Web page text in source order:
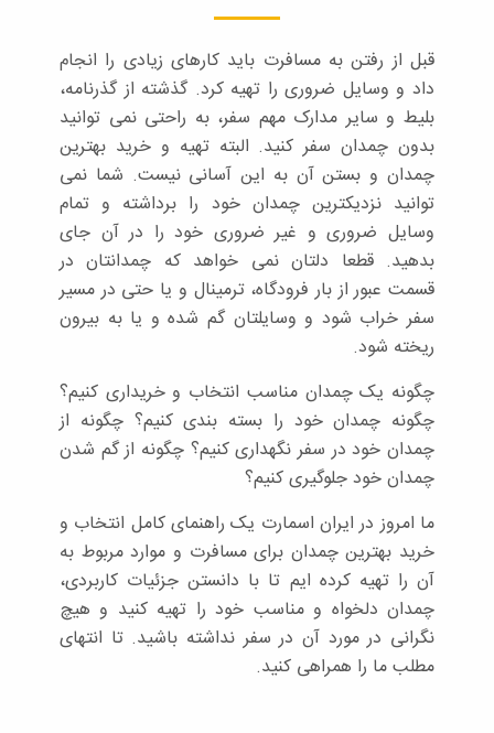
قبل از رفتن به مسافرت باید کارهای زیادی را انجام
داد و وسایل ضروری را تهیه کرد. گذشته از گذرنامه،
بلیط و سایر مدارک مهم سفر، به راحتی نمی توانید
بدون چمدان سفر کنید. البته تهیه و خرید بهترین
چمدان و بستن آن به این آسانی نیست. شما نمی
توانید نزدیکترین چمدان خود را برداشته و تمام
وسایل ضروری و غیر ضروری خود را در آن جای
بدهید. قطعا دلتان نمی خواهد که چمدانتان در
قسمت عبور از بار فرودگاه، ترمینال و یا حتی در مسیر
سفر خراب شود و وسایلتان گم شده و یا به بیرون
ریخته شود.
چگونه یک چمدان مناسب انتخاب و خریداری کنیم؟
چگونه چمدان خود را بسته بندی کنیم؟ چگونه از
چمدان خود در سفر نگهداری کنیم؟ چگونه از گم شدن
چمدان خود جلوگیری کنیم؟
ما امروز در ایران اسمارت یک راهنمای کامل انتخاب و
خرید بهترین چمدان برای مسافرت و موارد مربوط به
آن را تهیه کرده ایم تا با دانستن جزئیات کاربردی،
چمدان دلخواه و مناسب خود را تهیه کنید و هیچ
نگرانی در مورد آن در سفر نداشته باشید. تا انتهای
مطلب ما را همراهی کنید.